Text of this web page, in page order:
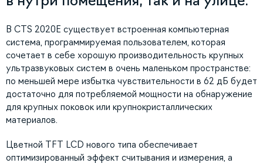
В CTS 2020E существует встроенная компьютерная
система, программируемая пользователем, которая
сочетает в себе хорошую производительность крупных
ультразвуковых систем в очень маленьком пространстве:
по меньшей мере избытка чувствительности в 62 дБ будет
достаточно для потребляемой мощности на обнаружение
для крупных поковок или крупнокристаллических
материалов.
Цветной TFT LCD нового типа обеспечивает
оптимизированный эффект считывания и измерения, а